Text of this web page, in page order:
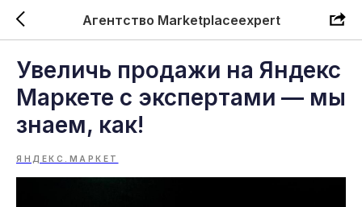
Агентство Marketplaceexpert
Увеличь продажи на Яндекс
Маркете с экспертами — мы
знаем, как!
ЯНДЕКС.МАРКЕТ